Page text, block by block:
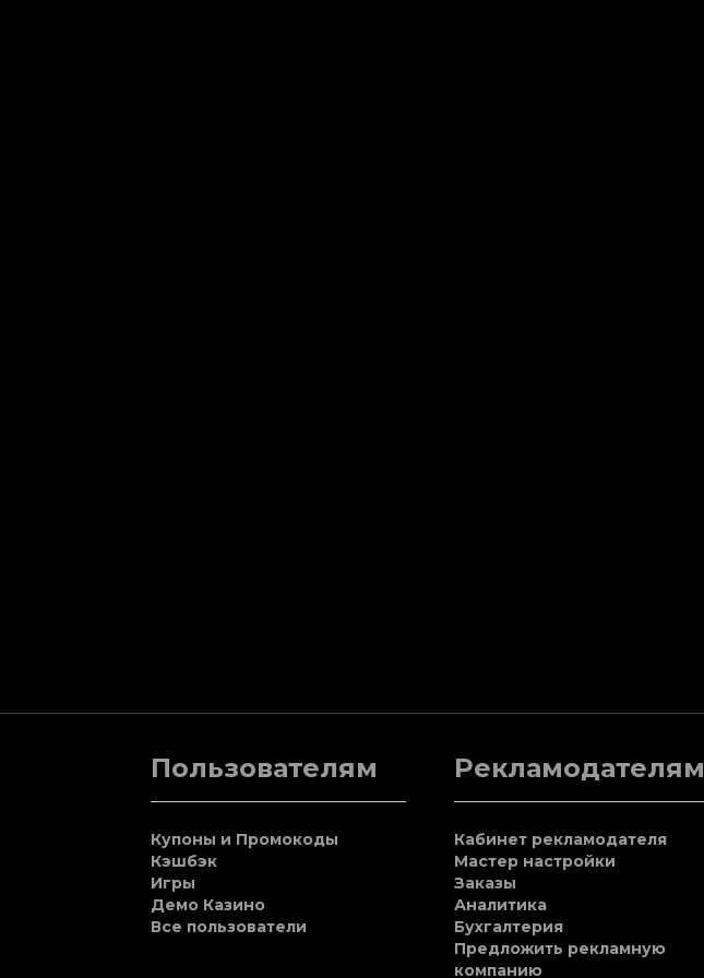
Пользователям
Купоны и Промокоды
Кэшбэк
Игры
Демо Казино
Все пользователи
Рекламодателям
Кабинет рекламодателя
Мастер настройки
Заказы
Аналитика
Бухгалтерия
Предложить рекламную
компанию